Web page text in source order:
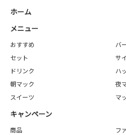
ホーム
メニュー
おすすめ
バ
セット
サ
ドリンク
ハ
朝マック
夜
スイーツ
マ
キャンペーン
商品
フ